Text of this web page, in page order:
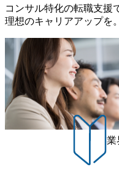
広いプロジェクトに従事
トに入社し最年少ディレ
威人氏：BCG出身。金
案、人事組織テーマに強
界においてはDX戦略立
する。 - 藏満 一馬氏：ア
心に、DX戦略策定、新
の幅広いプロジェクトを
C出身。Xspear最年少シ
ページ (https://
コンサルは終わり──コ
から”のコンサルの在り方
e/20250205-simplex-
スタイム制度を実施して
間の範囲内で、出社・退
ね、ワークライフバラ
ができる 【休日】 土日
年間休日は125日（GW8
休暇は年間24日（4月1日
れます。 年次有給休暇の
ができます。 慶弔休暇
りますが、3～7日の連続
ュ休暇は、規程で定める
ッシュ休暇を取得できま
の制度】 育児休暇： 対
の子を育てるすべての
コンサル特化の転職支援
理想のキャリアアップを。
業